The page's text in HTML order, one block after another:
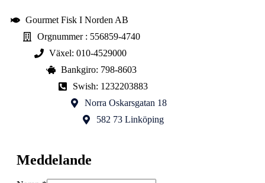
Gourmet Fisk I Norden AB
Orgnummer : 556859-4740
Växel: 010-4529000
Bankgiro: 798-8603
Swish: 1232203883
Norra Oskarsgatan 18
582 73 Linköping
Meddelande